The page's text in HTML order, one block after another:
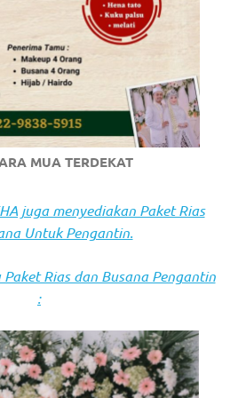
MUA TERDEKAT
juga menyediakan Paket Rias
Untuk Pengantin.
Rias dan Busana Pengantin
: